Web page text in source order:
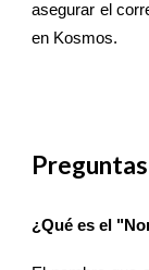
asegurar el
en Kosmos.
¿Qué es el